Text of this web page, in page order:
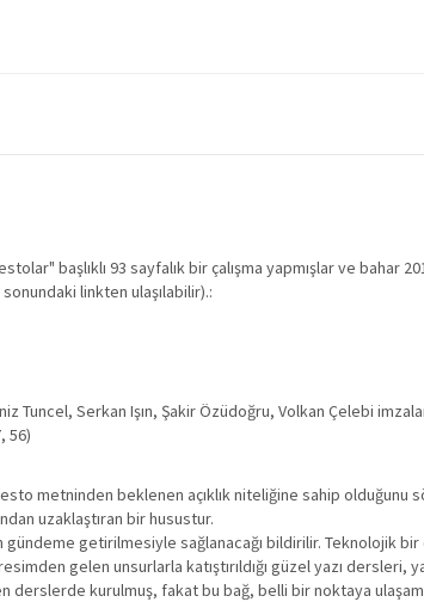
başlıklı 93 sayfalık bir çalışma yapmışlar ve bahar
linkten ulaşılabilir).:
Serkan Işın, Şakir Özüdoğru, Volkan Çelebi
56)
metninden beklenen açıklık niteliğine sahip olduğunu
uzaklaştıran bir husustur.
getirilmesiyle sağlanacağı bildirilir. Teknolojik
gelen unsurlarla katıştırıldığı güzel yazı dersleri,
kurulmuş, fakat bu bağ, belli bir noktaya